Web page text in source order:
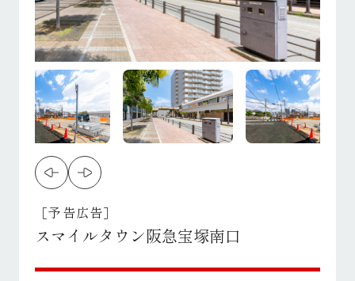
［予告広告］
スマイルタウン阪急宝塚南口